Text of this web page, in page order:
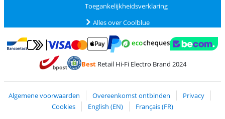
Toegankelijkheidsverklaring
Alles over Coolblue
Betalen met Bancontact
Betalen met MasterCard en Visa via ClickToPay
BestRetail Hi-Fi Electro Brand 2024
Algemene voorwaarden Overeenkomst ontbinden
Privacy
Cookies
English (EN)
Français (FR)